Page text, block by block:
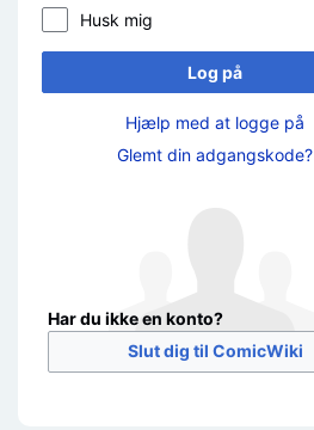
Husk mig
Log på
Hjælp med at logge på
Glemt din adgangskode?
Har du ikke en konto?
Slut dig til ComicWiki